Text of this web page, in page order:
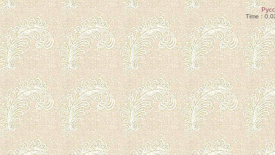
Time :